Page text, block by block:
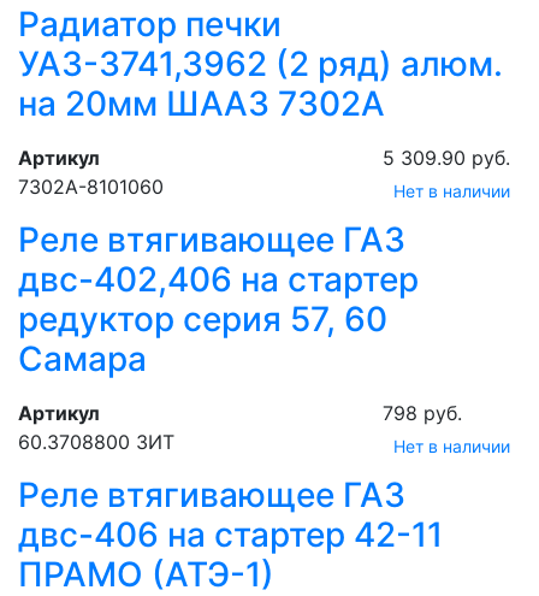
Радиатор печки
УАЗ-3741,3962 (2 ряд) алюм.
на 20мм ШААЗ 7302А
Артикул
7302А-8101060
5 309.90 руб.
Нет в наличии
Реле втягивающее ГАЗ
двс-402,406 на стартер
редуктор серия 57, 60
Самара
Артикул
60.3708800 ЗИТ
798 руб.
Нет в наличии
Реле втягивающее ГАЗ
двс-406 на стартер 42-11
ПРАМО (АТЭ-1)